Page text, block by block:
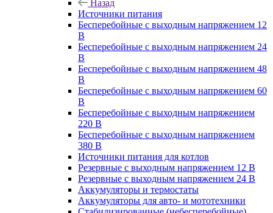
Назад
Источники питания
Бесперебойные с выходным напряжением 12
В
Бесперебойные с выходным напряжением 24
В
Бесперебойные с выходным напряжением 48
В
Бесперебойные с выходным напряжением 60
В
Бесперебойные с выходным напряжением
220 В
Бесперебойные с выходным напряжением
380 В
Источники питания для котлов
Резервные с выходным напряжением 12 В
Резервные с выходным напряжением 24 В
Аккумуляторы и термостаты
Аккумуляторы для авто- и мототехники